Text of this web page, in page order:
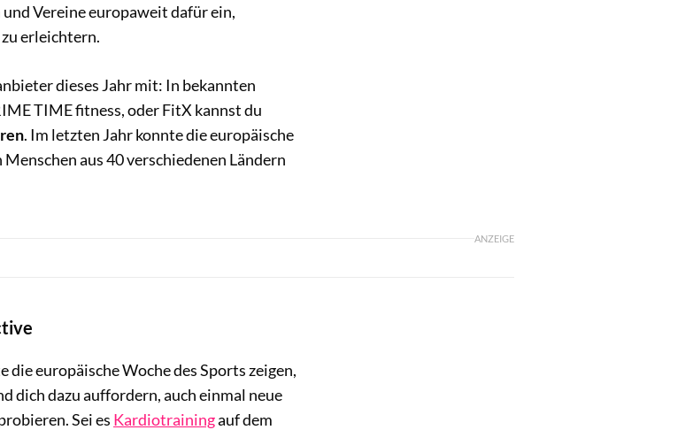
Vereine europaweit dafür ein,
erleichtern.
dieses Jahr mit: In bekannten
TIME fitness, oder FitX kannst du
. Im letzten Jahr konnte die europäische
aus 40 verschiedenen Ländern
ANZEIGE
europäische Woche des Sports zeigen,
dich dazu auffordern, auch einmal neue
Sei es Kardiotrainingauf dem